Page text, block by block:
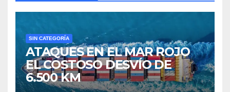
SIN CATEGORÍA
ATAQUES EN EL MAR ROJO
EL COSTOSO DESVÍO DE
6.500 KM